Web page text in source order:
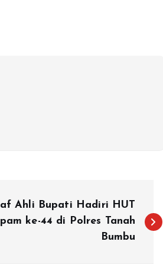
Ahli Bupati Hadiri HUT
ke-44 di Polres Tanah
Bumbu